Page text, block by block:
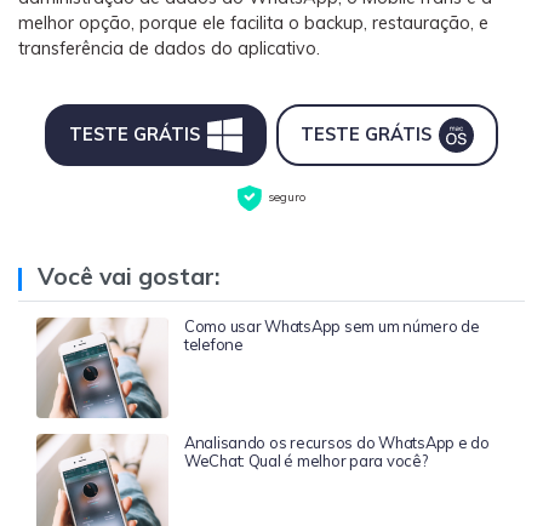
melhor opção, porque ele facilita o backup, restauração, e
transferência de dados do aplicativo.
TESTE GRÁTIS TESTE GRÁTIS
seguro
Você vai gostar:
Como usar WhatsApp sem um número de
telefone
Analisando os recursos do WhatsApp e do
WeChat: Qual é melhor para você?